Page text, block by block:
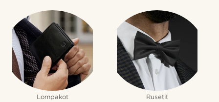
Lompakot Rusetit